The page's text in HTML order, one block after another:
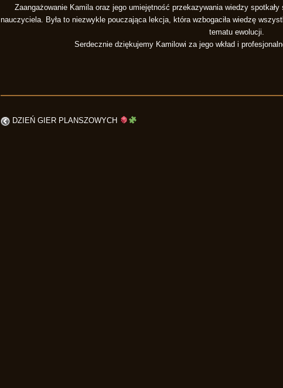
Zaangażowanie Kamila oraz jego umiejętność przekazywania wiedzy
nauczyciela. Była to niezwykle pouczająca lekcja, która wzbogaciła wiedzę
tematu ewolucji.
Serdecznie dziękujemy Kamilowi za jego wkład i
DZIEŃ GIER PLANSZOWYCH